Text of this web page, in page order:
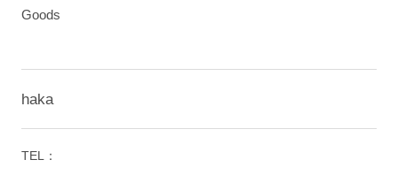
Goods
haka
TEL：